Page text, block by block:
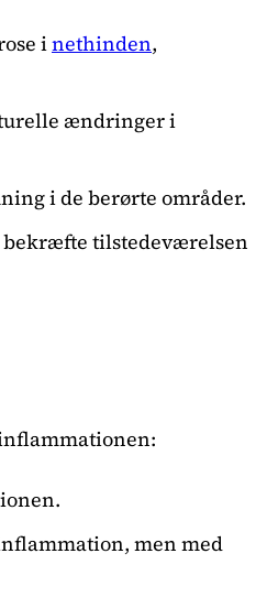
inethinden,
ændringer i
i de berørte områder.
bekræfte tilstedeværelsen
men med